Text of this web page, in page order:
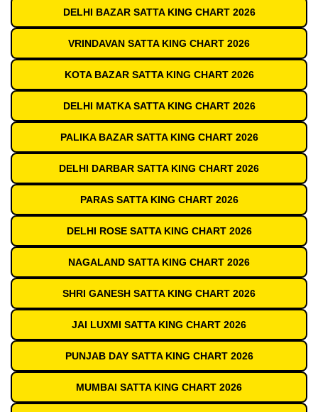
DELHI BAZAR SATTA KING CHART 2026
VRINDAVAN SATTA KING CHART 2026
KOTA BAZAR SATTA KING CHART 2026
DELHI MATKA SATTA KING CHART 2026
PALIKA BAZAR SATTA KING CHART 2026
DELHI DARBAR SATTA KING CHART 2026
PARAS SATTA KING CHART 2026
DELHI ROSE SATTA KING CHART 2026
NAGALAND SATTA KING CHART 2026
SHRI GANESH SATTA KING CHART 2026
JAI LUXMI SATTA KING CHART 2026
PUNJAB DAY SATTA KING CHART 2026
MUMBAI SATTA KING CHART 2026